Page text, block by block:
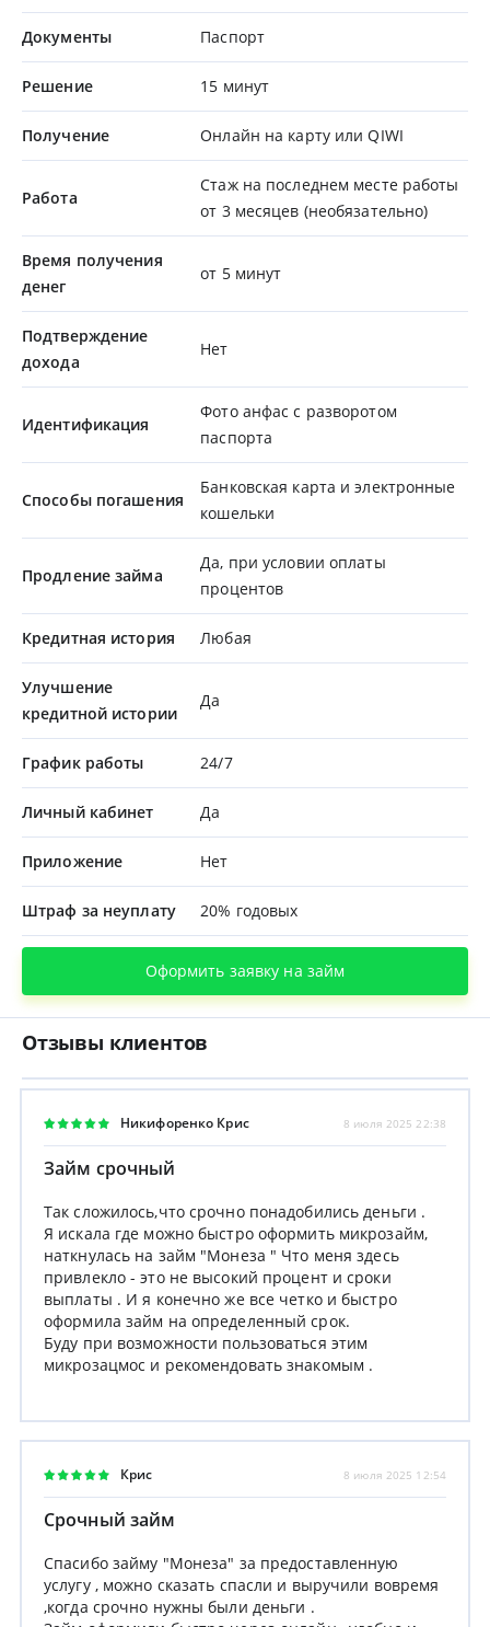
Документы Паспорт
Решение 15 минут
Получение Онлайн на карту или QIWI
Работа
Стаж на последнем месте работы
от 3 месяцев (необязательно)
Время получения
денег
от 5 минут
Подтверждение
дохода
Нет
Идентификация
Фото анфас с разворотом
паспорта
Способы погашения
Банковская карта и электронные
кошельки
Продление займа
Да, при условии оплаты
процентов
Кредитная история Любая
Улучшение
кредитной истории
Да
График работы 24/7
Личный кабинет Да
Приложение Нет
Штраф за неуплату 20% годовых
Оформить заявку на займ
Отзывы клиентов
Никифоренко Крис 8 июля 2025 22:38
Займ срочный
Так сложилось,что срочно понадобились деньги .
Я искала где можно быстро оформить микрозайм,
наткнулась на займ "Монеза " Что меня здесь
привлекло - это не высокий процент и сроки
выплаты . И я конечно же все четко и быстро
оформила займ на определенный срок.
Буду при возможности пользоваться этим
микрозацмос и рекомендовать знакомым .
Крис 8 июля 2025 12:54
Срочный займ
Спасибо займу "Монеза" за предоставленную
услугу , можно сказать спасли и выручили вовремя
,когда срочно нужны были деньги .